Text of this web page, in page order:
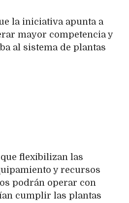
la iniciativa apunta a
mayor competencia y
al sistema de plantas
flexibilizan las
y recursos
podrán operar con
cumplir las plantas